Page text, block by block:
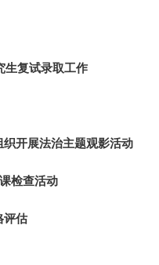
生复试录取工作
开展法治主题观影活动
检查活动
评估